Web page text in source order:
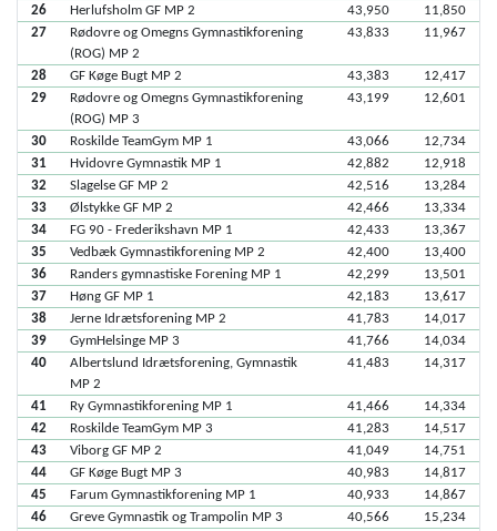
26
Herlufsholm GF MP 2 43,950
11,850
27
Rødovre og Omegns Gymnastikforening
(ROG) MP 2
43,833 11,967
28 GF Køge Bugt MP 2 43,383
12,417
29
Rødovre og Omegns Gymnastikforening
(ROG) MP 3
43,199 12,601
30 Roskilde TeamGym MP 1 43,066
12,734
31
Hvidovre Gymnastik MP 1 42,882
12,918
32
Slagelse GF MP 2 42,516
13,284
33
Ølstykke GF MP 2 42,466
13,334
34
FG 90 - Frederikshavn MP 1 42,433
13,367
35
Vedbæk Gymnastikforening MP 2 42,400
13,400
36
Randers gymnastiske Forening MP 1 42,299
13,501
37
Høng GF MP 1 42,183
13,617
38
Jerne Idrætsforening MP 2 41,783
14,017
39
GymHelsinge MP 3 41,766
14,034
40
Albertslund Idrætsforening, Gymnastik
MP 2
41,483 14,317
41 Ry Gymnastikforening MP 1 41,466
14,334
42
Roskilde TeamGym MP 3 41,283
14,517
43
Viborg GF MP 2 41,049
14,751
44
GF Køge Bugt MP 3 40,983
14,817
45
Farum Gymnastikforening MP 1 40,933
14,867
46
Greve Gymnastik og Trampolin MP 3 40,566
15,234